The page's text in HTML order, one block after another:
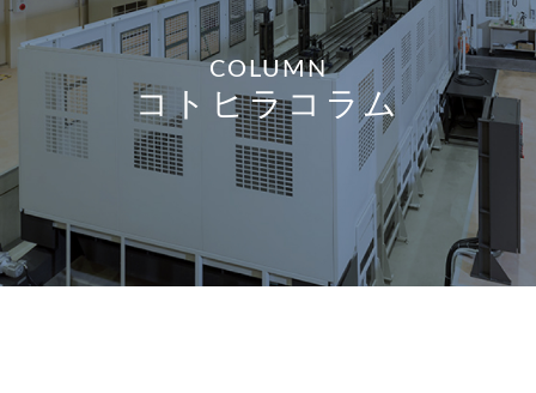
COLUMN
コトヒラコラム